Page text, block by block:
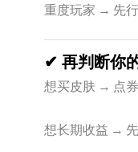
重度玩家 → 先
✔ 再判断你
想买皮肤 → 点券
想长期收益 →